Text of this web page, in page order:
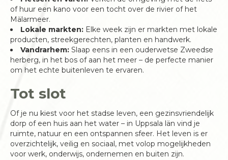
of huur een kano voor een tocht over de rivier of het
Mälarmeer.
Lokale markten: Elke week zijn er markten met lokale
producten, streekgerechten, planten en handwerk.
Vandrarhem: Slaap eens in een ouderwetse Zweedse
herberg, in het bos of aan het meer – de perfecte manier
om het echte buitenleven te ervaren.
Tot slot
Of je nu kiest voor het stadse leven, een gezinsvriendelijk
dorp of een huis aan het water – in Uppsala län vind je
ruimte, natuur en een ontspannen sfeer. Het leven is er
overzichtelijk, veilig en sociaal, met volop mogelijkheden
voor werk, onderwijs, ondernemen en buiten zijn.